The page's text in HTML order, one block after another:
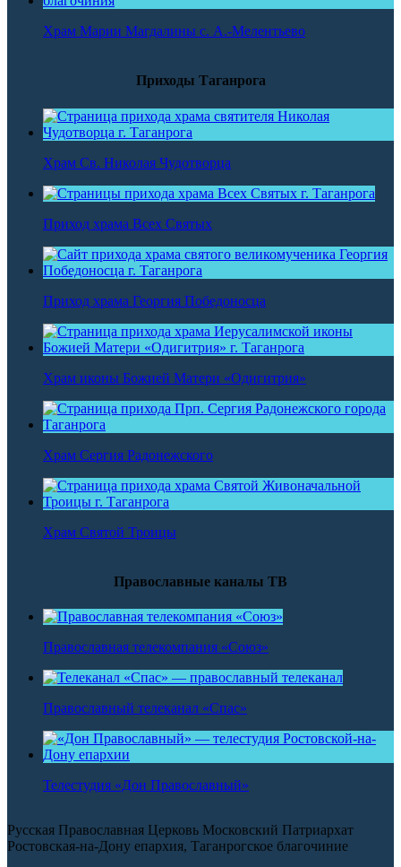
Храм Марии Магдалины с. А.-Мелентьево
Приходы Таганрога
Храм Св. Николая Чудотворца
Приход храма Всех Святых
Приход храма Георгия Победоносца
Храм иконы Божией Матери «Одигитрия»
Храм Сергия Радонежского
Храм Святой Троицы
Православные каналы ТВ
Православная телекомпания «Союз»
Православный телеканал «Спас»
Телестудия «Дон Православный»
Русская Православная Церковь Московский Патриархат
Ростовская-на-Дону епархия, Таганрогское благочиние